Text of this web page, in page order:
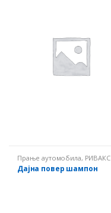
Прање аутомобила, РИВАКС
Дајна повер шампон